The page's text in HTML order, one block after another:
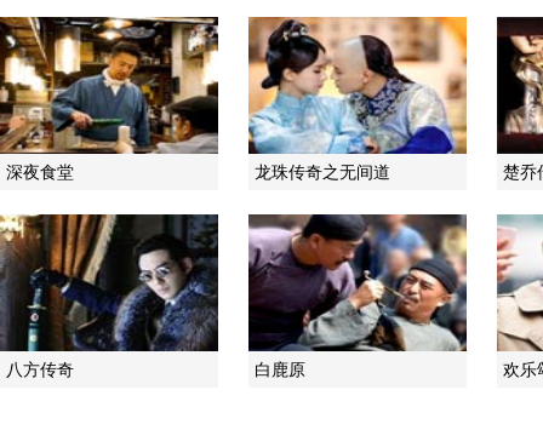
深夜食堂 龙珠传奇之无间道 楚乔
八方传奇 白鹿原 欢乐